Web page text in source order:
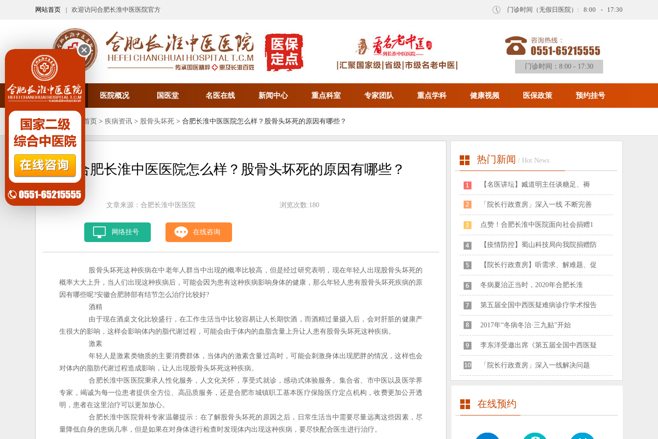
网站首页 | 欢迎访问合肥长淮中医医院官方 门诊时间（无假日医院）: 8:00 - 17:30
门诊时间：8:00 - 17:30
医院首页 医院概况 国医堂 名医在线 新闻中心 重点科室 专家团队 重点学科 健康视频 医保政策 预约挂号
您当前的位置： 首页 > 疾病资讯 > 股骨头坏死 > 合肥长淮中医医院怎么样？股骨头坏死的原因有哪些？
合肥长淮中医医院怎么样？股骨头坏死的原因有哪些？
文章来源：合肥长淮中医医院 浏览次数:180
网络挂号 在线咨询
股骨头坏死这种疾病在中老年人群当中出现的概率比较高，但是经过研究表明，现在年轻人出现股骨头坏死的
概率大大上升，当人们出现这种疾病后，可能会因为患有这种疾病影响身体的健康，那么年轻人患有股骨头坏死疾病的原
因有哪些呢?安徽合肥肺部有结节怎么治疗比较好?
酒精
由于现在酒桌文化比较盛行，在工作生活当中比较容易让人长期饮酒，而酒精过量摄入后，会对肝脏的健康产
生很大的影响，这样会影响体内的脂代谢过程，可能会由于体内的血脂含量上升让人患有股骨头坏死这种疾病。
激素
年轻人是激素类物质的主要消费群体，当体内的激素含量过高时，可能会刺激身体出现肥胖的情况，这样也会
对体内的脂肪代谢过程造成影响，让人出现股骨头坏死这种疾病。
合肥长淮中医医院秉承人性化服务，人文化关怀，享受式就诊，感动式体验服务。集合省、市中医以及医学界
专家，竭诚为每一位患者提供全方位、高品质服务，还是合肥市城镇职工基本医疗保险医疗定点机构，收费更加公开透
明，患者在这里治疗可以更加放心。
合肥长淮中医院骨科专家温馨提示：在了解股骨头坏死的原因之后，日常生活当中需要尽量远离这些因素，尽
量降低自身的患病几率，但是如果在对身体进行检查时发现体内出现这种疾病，要尽快配合医生进行治疗。
热门新闻 / Hot News
​【名医讲坛】臧道明主任谈糖足、褥
「院长行政查房」深入一线 不断完善
点赞！合肥长淮中医院面向社会捐赠1
【疫情防控】蜀山科技局向我院捐赠防
【院长行政查房】听需求、解难题、促
冬病夏治正当时，2020年合肥长淮
第五届全国中西医疑难病诊疗学术报告
2017年“冬病冬治·三九贴”开始
李东洋受邀出席《第五届全国中西医疑
「院长行政查房」深入一线解决问题
在线预约